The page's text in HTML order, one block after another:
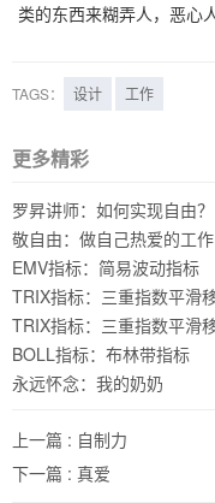
类的东西来糊弄人，恶心
TAGS： 设计 工作
更多精彩
罗昇讲师：如何实现自由？
敬自由：做自己热爱的工作
EMV指标：简易波动指标
TRIX指标：三重指数平滑
TRIX指标：三重指数平滑
BOLL指标：布林带指标
永远怀念：我的奶奶
上一篇 : 自制力
下一篇 : 真爱